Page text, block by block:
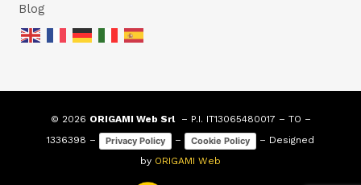
Blog
© 2026 ORIGAMI Web Srl– P.I. IT13065480017 – TO –
1336398 –
Privacy Policy – Cookie Policy
– Designed
by ORIGAMI Web